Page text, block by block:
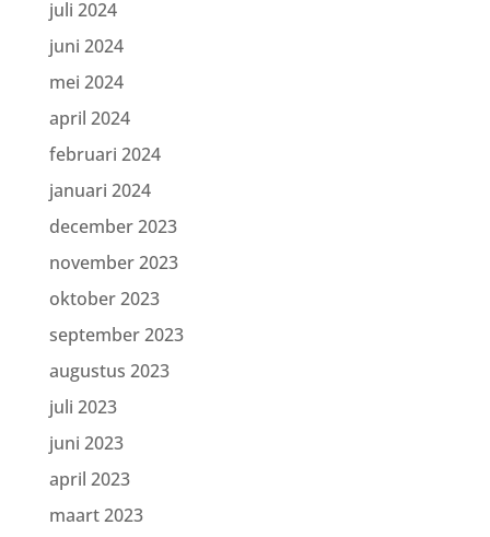
juli 2024
juni 2024
mei 2024
april 2024
februari 2024
januari 2024
december 2023
november 2023
oktober 2023
september 2023
augustus 2023
juli 2023
juni 2023
april 2023
maart 2023